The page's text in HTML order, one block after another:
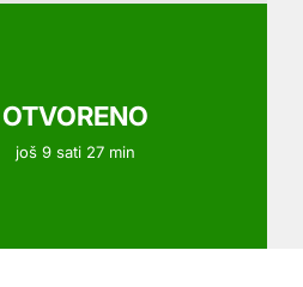
OTVORENO
još 9 sati 27 min